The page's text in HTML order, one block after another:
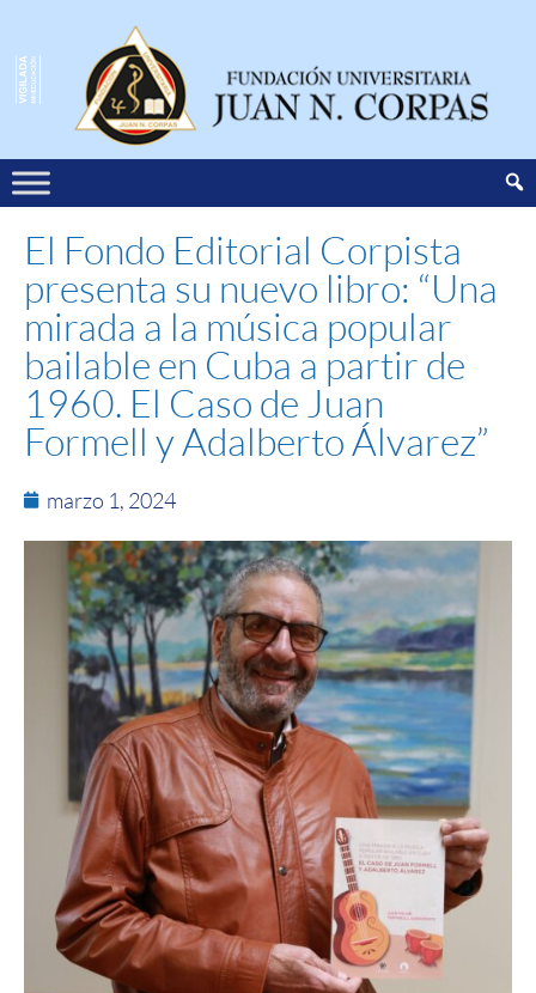
El Fondo Editorial Corpista
presenta su nuevo libro: “Una
mirada a la música popular
bailable en Cuba a partir de
1960. El Caso de Juan
Formell y Adalberto Álvarez”
marzo 1, 2024